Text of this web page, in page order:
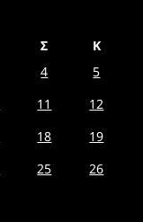
Σ
Κ
4
5
11
12
18
19
25
26